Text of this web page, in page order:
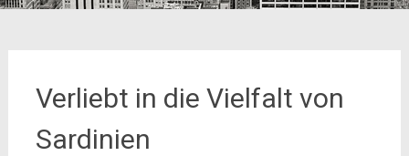
Verliebt in die Vielfalt von
Sardinien